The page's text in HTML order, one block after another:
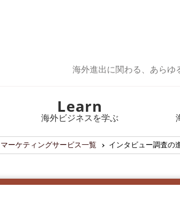
海外進出に関わる、あらゆ
Learn
海外ビジネスを学ぶ
ーケティングサービス一覧 インタビュー調査の